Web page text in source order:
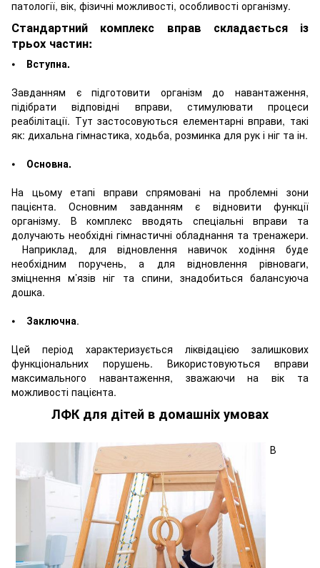
патології, вік, фізичні можливості, особливості організму.
Стандартний комплекс вправ складається із
трьох частин:
⦁ Вступна.
Завданням є підготовити організм до навантаження,
підібрати відповідні вправи, стимулювати процеси
реабілітації. Тут застосовуються елементарні вправи, такі
як: дихальна гімнастика, ходьба, розминка для рук і ніг та ін.
⦁
Основна.
На цьому етапі вправи спрямовані на проблемні зони
пацієнта. Основним завданням є відновити функції
організму. В комплекс вводять спеціальні вправи та
долучають необхідні гімнастичні обладнання та тренажери.
Наприклад, для відновлення навичок ходіння буде
необхідним поручень, а для відновлення рівноваги,
зміцнення м’язів ніг та спини, знадобиться балансуюча
дошка.
⦁ Заключна.
Цей період характеризується ліквідацією залишкових
функціональних порушень. Використовуються вправи
максимального навантаження, зважаючи на вік та
можливості пацієнта.
ЛФК для дітей в домашніх умовах
В